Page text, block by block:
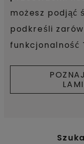
możesz podjąć
podkreśli
funkcjonalność